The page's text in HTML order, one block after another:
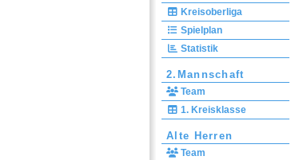
Kreisoberliga
Spielplan
Statistik
2.Mannschaft
Team
1. Kreisklasse
Alte Herren
Team